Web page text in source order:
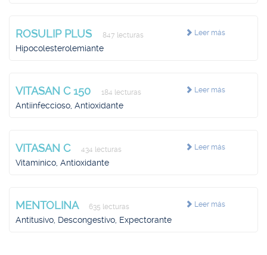
Leer más
ROSULIP PLUS 847 lecturas
Hipocolesterolemiante
Leer más
VITASAN C 150 184 lecturas
Antiinfeccioso, Antioxidante
Leer más
VITASAN C 434 lecturas
Vitamínico, Antioxidante
Leer más
MENTOLINA 635 lecturas
Antitusivo, Descongestivo, Expectorante